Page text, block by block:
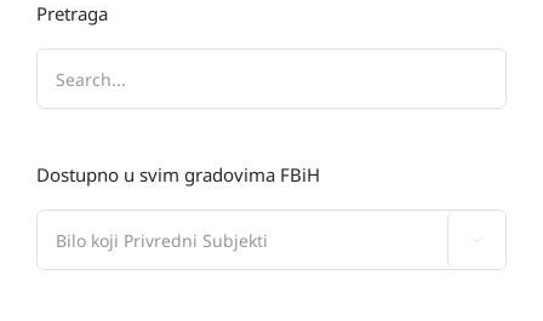
Pretraga
Dostupno u svim gradovima FBiH